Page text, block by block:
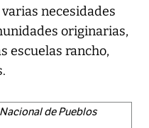
necesidades
originarias,
escuelas rancho,
de Pueblos